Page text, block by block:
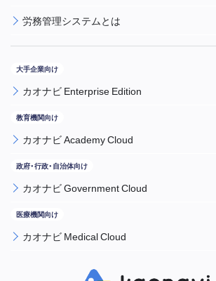
労務管理システムとは
カオナビ Enterprise Edition
カオナビ Academy Cloud
カオナビ Government Cloud
カオナビ Medical Cloud